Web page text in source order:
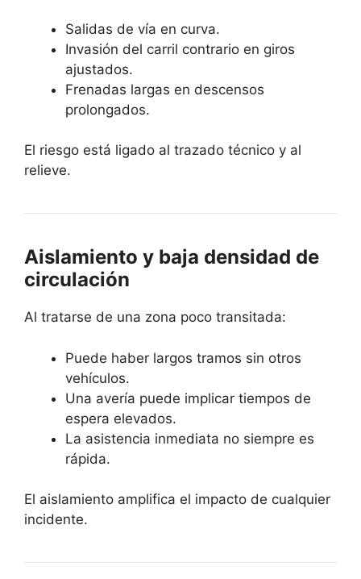
Salidas de vía en curva.
Invasión del carril contrario en giros
ajustados.
Frenadas largas en descensos
prolongados.
El riesgo está ligado al trazado técnico y al
relieve.
Aislamiento y baja densidad de
circulación
Al tratarse de una zona poco transitada:
Puede haber largos tramos sin otros
vehículos.
Una avería puede implicar tiempos de
espera elevados.
La asistencia inmediata no siempre es
rápida.
El aislamiento amplifica el impacto de cualquier
incidente.